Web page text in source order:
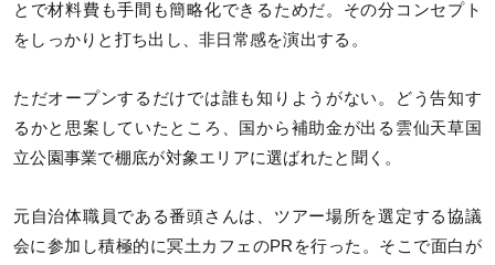
とで材料費も手間も簡略化できるためだ。その分コンセプト
をしっかりと打ち出し、非日常感を演出する。
ただオープンするだけでは誰も知りようがない。どう告知す
るかと思案していたところ、国から補助金が出る雲仙天草国
立公園事業で棚底が対象エリアに選ばれたと聞く。
元自治体職員である番頭さんは、ツアー場所を選定する協議
会に参加し積極的に冥土カフェのPRを行った。そこで面白が